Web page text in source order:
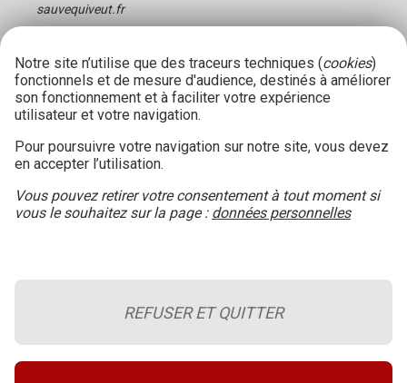
sauvequiveut.fr
Le blog de la sécurité incendie
Notre site n’utilise que des traceurs techniques (cookies)
fonctionnels et de mesure d'audience, destinés à améliorer
son fonctionnement et à faciliter votre expérience
utilisateur et votre navigation.
Pour poursuivre votre navigation sur notre site, vous devez
en accepter l’utilisation.
Vous pouvez retirer votre consentement à tout moment si
vous le souhaitez sur la page : données personnelles
REFUSER ET QUITTER